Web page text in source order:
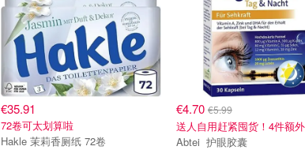
€35.91
72卷可太划算啦
Hakle 茉莉香厕纸 72卷
€4.70 €5.99
送人自用赶紧囤货！4件额
Abtei 护眼胶囊